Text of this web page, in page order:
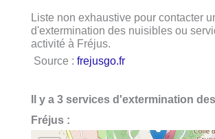
Liste non exhaustive pour contacter
d'extermination des nuisibles ou
activité à Fréjus.
Source : frejusgo.fr
Il y a 3 services d'extermination
Fréjus :